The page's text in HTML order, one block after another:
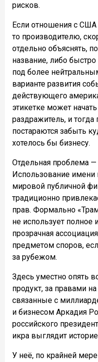
рисков.
Если отношения с
то производителю,
отдельно объяснять,
название, либо
под более
варианте развития
действующего
этикетке может
раздражитель, и тогда
постараются забыть
хотелось бы бизнесу.
Отдельная проблема
Использование
мировой публичной
традиционно
прав. Формально
не использует
прозрачная
предметом споров,
за рубежом.
Здесь уместно опять
продукт, за правами
связанные с
и бизнесом Аркадия
российского
икра выглядит
У неё, по крайней